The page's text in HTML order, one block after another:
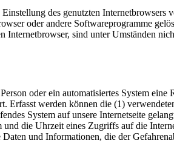
des genutzten Internetbrowsers
oder andere Softwareprogramme
sind unter Umständen
oder ein automatisiertes System eine
Erfasst werden können die (1)
System auf unsere Internetseite
die Uhrzeit eines Zugriffs auf die
und Informationen, die der